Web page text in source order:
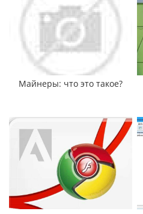
Майнеры: что это такое?